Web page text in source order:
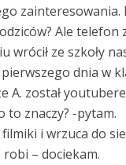
zainteresowania.
Ale
wrócił ze szkoły
dnia w
A. został
to znaczy? -pytam.
i wrzuca do
– dociekam.